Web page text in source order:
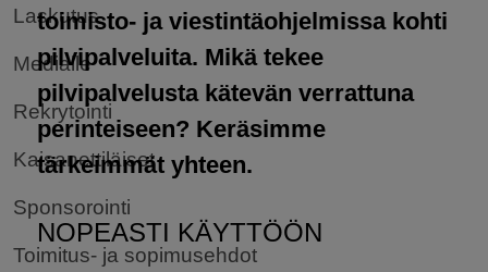
Laskutus
Medialle
Rekrytointi
Kaisanettiläiset
Sponsorointi
Toimitus- ja sopimusehdot
toimisto- ja viestintäohjelmissa kohti
pilvipalveluita. Mikä tekee
pilvipalvelusta kätevän verrattuna
perinteiseen? Keräsimme
tärkeimmät yhteen.
NOPEASTI KÄYTTÖÖN